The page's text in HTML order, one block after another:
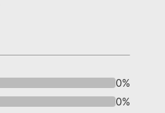
0%
0%